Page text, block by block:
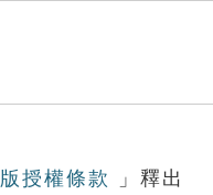
授權條款 」釋出